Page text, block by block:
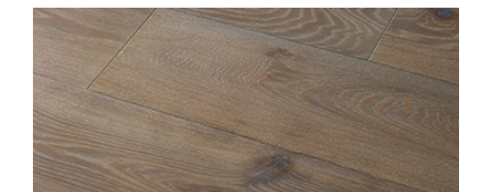
Ingrandisci
immagine